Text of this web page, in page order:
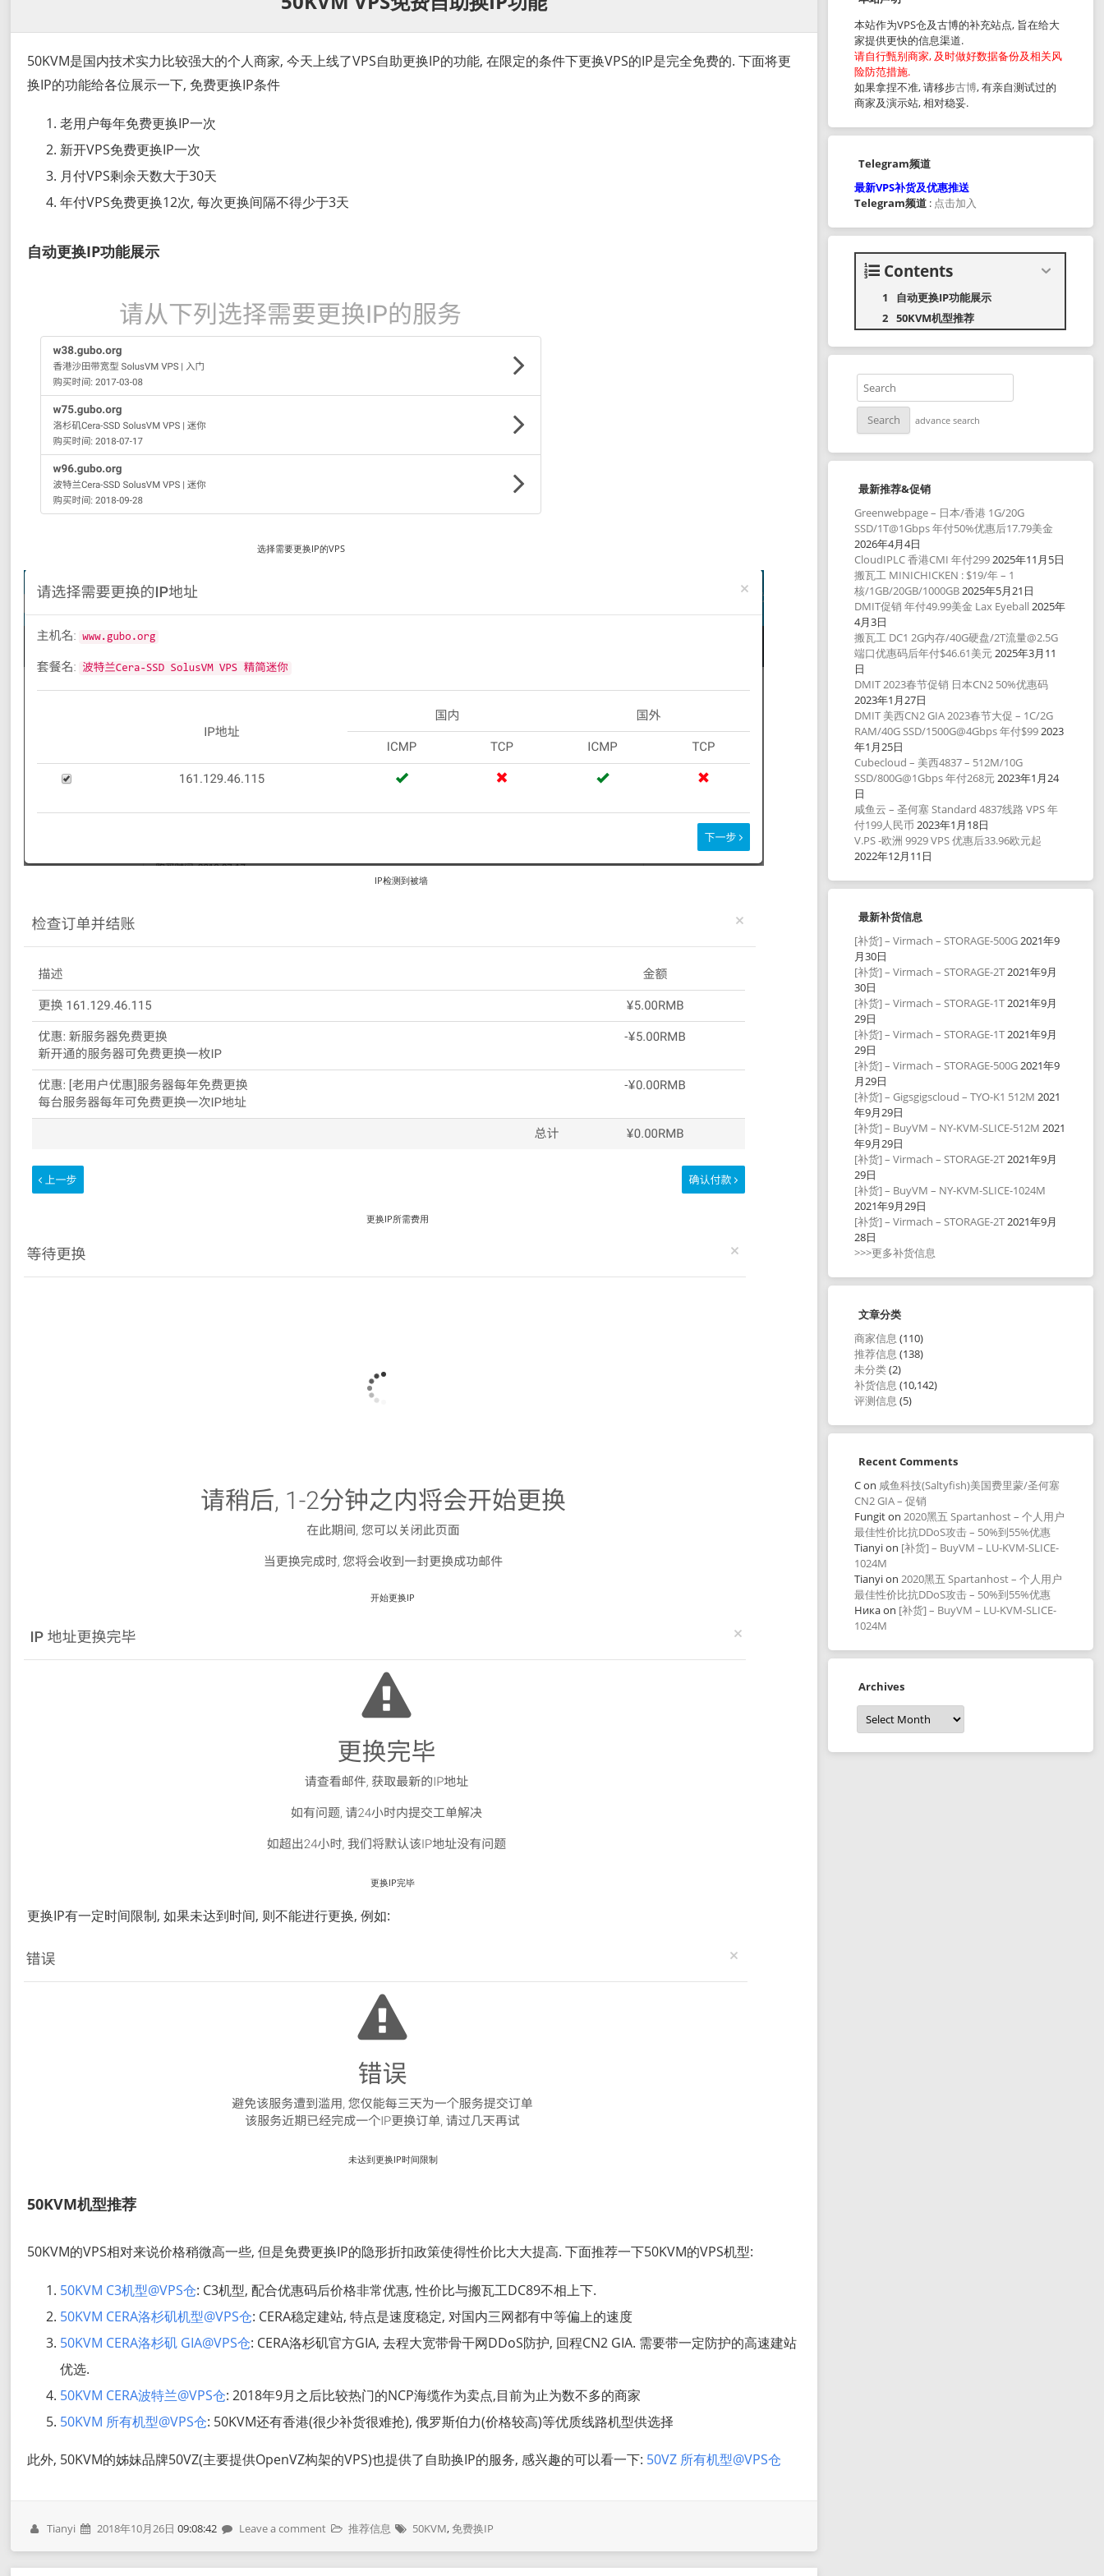
50KVM是国内技术实力比较强大的个人商家, 今天上线了VPS自助更换IP的功能, 在限定的条件下更换VPS的IP是完全免费的. 下面将更
换IP的功能给各位展示一下, 免费更换IP条件
老用户每年免费更换IP一次
新开VPS免费更换IP一次
月付VPS剩余天数大于30天
年付VPS免费更换12次, 每次更换间隔不得少于3天
自动更换IP功能展示
选择需要更换IP的VPS
IP检测到被墙
更换IP所需费用
开始更换IP
更换IP完毕
更换IP有一定时间限制, 如果未达到时间, 则不能进行更换, 例如:
未达到更换IP时间限制
50KVM机型推荐
50KVM的VPS相对来说价格稍微高一些, 但是免费更换IP的隐形折扣政策使得性价比大大提高. 下面推荐一下50KVM的VPS机型:
50KVM C3机型@VPS仓: C3机型, 配合优惠码后价格非常优惠, 性价比与搬瓦工DC89不相上下.
50KVM CERA洛杉矶机型@VPS仓: CERA稳定建站, 特点是速度稳定, 对国内三网都有中等偏上的速度
50KVM CERA洛杉矶 GIA@VPS仓: CERA洛杉矶官方GIA, 去程大宽带骨干网DDoS防护, 回程CN2 GIA. 需要带一定防护的高速建站
优选.
50KVM CERA波特兰@VPS仓: 2018年9月之后比较热门的NCP海缆作为卖点,目前为止为数不多的商家
50KVM 所有机型@VPS仓: 50KVM还有香港(很少补货很难抢), 俄罗斯伯力(价格较高)等优质线路机型供选择
此外, 50KVM的姊妹品牌50VZ(主要提供OpenVZ构架的VPS)也提供了自助换IP的服务, 感兴趣的可以看一下: 50VZ 所有机型@VPS仓
Tianyi 2018年10月26日 09:08:42 Leave a comment 推荐信息 50KVM,免费换IP
本站作为VPS仓及古博的补充站点, 旨在给大
家提供更快的信息渠道.
请自行甄别商家, 及时做好数据备份及相关风
险防范措施.
如果拿捏不准, 请移步古博, 有亲自测试过的
商家及演示站, 相对稳妥.
Telegram频道
最新VPS补货及优惠推送
Telegram频道 : 点击加入
Contents
自动更换IP功能展示
50KVM机型推荐
advance search
最新推荐&促销
Greenwebpage – 日本/香港 1G/20G
SSD/1T@1Gbps 年付50%优惠后17.79美金
2026年4月4日
CloudIPLC 香港CMI 年付2992025年11月5日
搬瓦工 MINICHICKEN : $19/年 – 1
核/1GB/20GB/1000GB2025年5月21日
DMIT促销 年付49.99美金 Lax Eyeball 2025年
4月3日
搬瓦工 DC1 2G内存/40G硬盘/2T流量@2.5G
端口优惠码后年付$46.61美元2025年3月11
日
DMIT 2023春节促销 日本CN2 50%优惠码
2023年1月27日
DMIT 美西CN2 GIA 2023春节大促 – 1C/2G
RAM/40G SSD/1500G@4Gbps 年付$992023
年1月25日
Cubecloud – 美西4837 – 512M/10G
SSD/800G@1Gbps 年付268元2023年1月24
日
咸鱼云 – 圣何塞 Standard 4837线路 VPS 年
付199人民币 2023年1月18日
V.PS -欧洲 9929 VPS 优惠后33.96欧元起
2022年12月11日
最新补货信息
[补货] – Virmach – STORAGE-500G2021年9
月30日
[补货] – Virmach – STORAGE-2T2021年9月
30日
[补货] – Virmach – STORAGE-1T2021年9月
29日
[补货] – Virmach – STORAGE-1T2021年9月
29日
[补货] – Virmach – STORAGE-500G2021年9
月29日
[补货] – Gigsgigscloud – TYO-K1 512M 2021
年9月29日
[补货] – BuyVM – NY-KVM-SLICE-512M 2021
年9月29日
[补货] – Virmach – STORAGE-2T2021年9月
29日
[补货] – BuyVM – NY-KVM-SLICE-1024M
2021年9月29日
[补货] – Virmach – STORAGE-2T2021年9月
28日
>>>更多补货信息
文章分类
商家信息 (110)
推荐信息 (138)
未分类(2)
补货信息 (10,142)
评测信息 (5)
Recent Comments
Con 咸鱼科技(Saltyfish)美国费里蒙/圣何塞
CN2 GIA – 促销
Fungiton2020黑五 Spartanhost – 个人用户
最佳性价比抗DDoS攻击 – 50%到55%优惠
Tianyion [补货] – BuyVM – LU-KVM-SLICE-
1024M
Tianyion2020黑五 Spartanhost – 个人用户
最佳性价比抗DDoS攻击 – 50%到55%优惠
Никаon [补货] – BuyVM – LU-KVM-SLICE-
1024M
Archives
Archives